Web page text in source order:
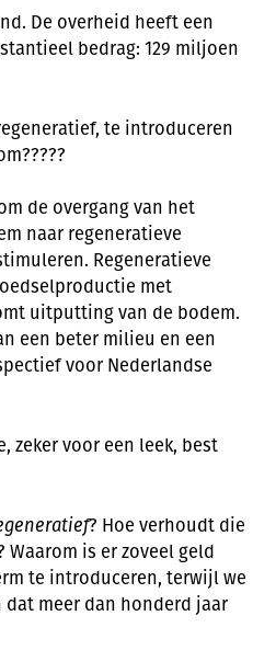
De overheid heeft een
bedrag: 129 miljoen
te introduceren
de overgang van het
naar regeneratieve
Regeneratieve
met
uitputting van de bodem.
een beter milieu en een
voor Nederlandse
zeker voor een leek, best
? Hoe verhoudt die
Waarom is er zoveel geld
te introduceren, terwijl we
meer dan honderd jaar